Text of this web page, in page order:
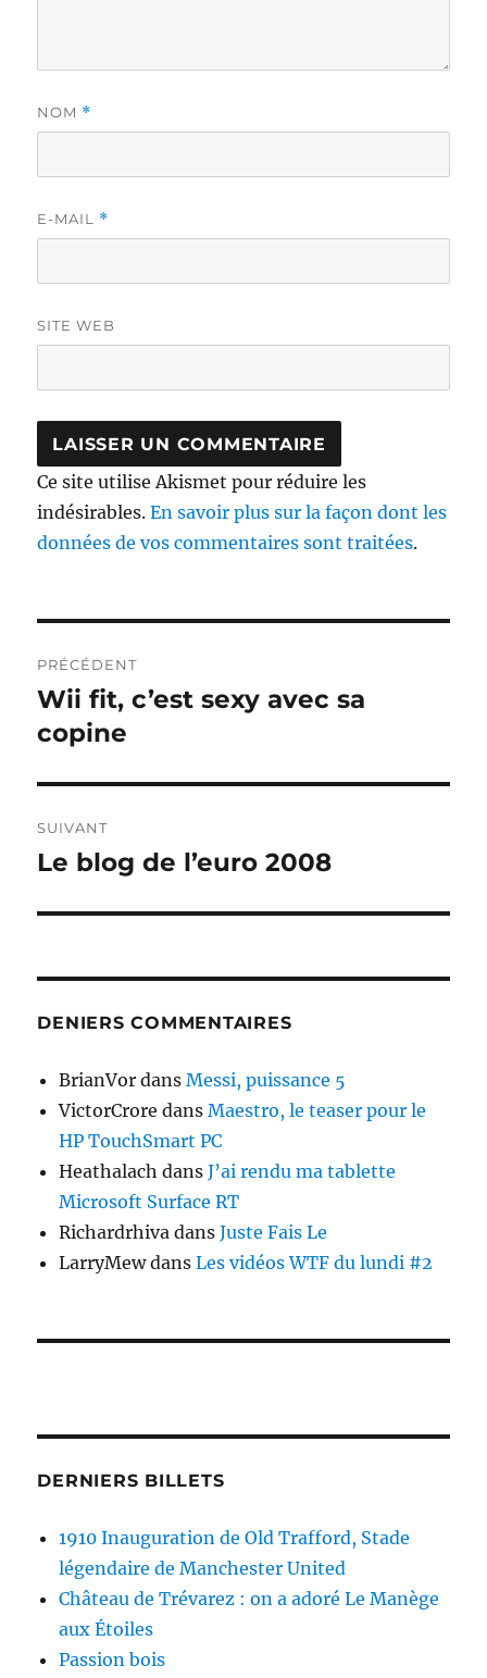
NOM *
E-MAIL *
SITE WEB
Ce site utilise Akismet pour réduire les
indésirables.En savoir plus sur la façon dont les
données de vos commentaires sont traitées.
de
l’article
PRÉCÉDENT
Publication
précédente :
Wii fit, c’est sexy avec sa
copine
SUIVANT
Publication
Le blog de l’euro 2008
DENIERS COMMENTAIRES
BrianVor dansMessi, puissance 5
VictorCrore dansMaestro, le teaser pour le
HP TouchSmart PC
Heathalach dansJ’ai rendu ma tablette
Microsoft Surface RT
Richardrhiva dansJuste Fais Le
LarryMewdansLes vidéos WTF du lundi #2
DERNIERS BILLETS
1910 Inauguration de Old Trafford, Stade
légendaire de Manchester United
Château de Trévarez : on a adoré Le Manège
aux Étoiles
Passion bois